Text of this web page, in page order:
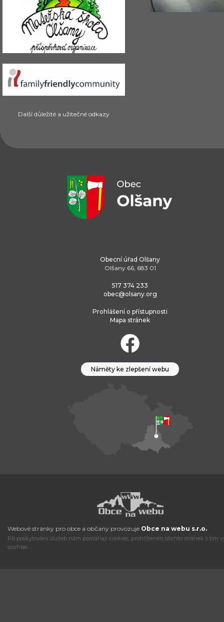
Další důležité a užitečné odkazy
Obecní úřad Olšany
Olšany 66, 683 01
517 374 233
obec@olsany.org
Prohlášení o přístupnosti
Mapa stránek
Náměty ke zlepšení webu
Webové stránky pro obce a občany provozuje Obce na webu s.r.o.
Při poskytování služeb nám pomáhají cookies, prohlížením těchto stránek s tím
souhlas.